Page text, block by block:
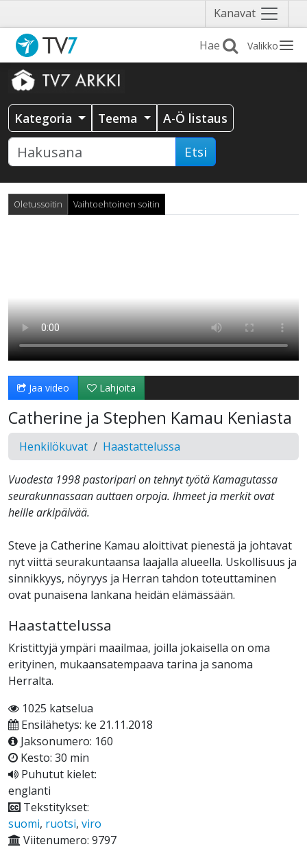
Kanavat Näytä
valikko
Valikko
Kategoria Teema A-Ö listaus
Etsi
Oletussoitin Vaihtoehtoinen soitin
Jaa video Lahjoita
Catherine ja Stephen Kamau Keniasta
Henkilökuvat Haastattelussa
Vuodesta 1998 pastoripari on tehnyt työtä Kamagutassa
seurakunnassaan auttaen orpoja. Ihmeet ja merkit ovat
heille arkipäivää.
Steve ja Catherine Kamau aloittivat pienestä ja johtavat
nyt viittä seurakuntaansa laajalla alueella. Uskollisuus ja
sinnikkyys, nöyryys ja Herran tahdon toteuttaminen
ovat punaisena lankana heidän elämässään.
Haastattelussa
Kristittyjä ympäri maailmaa, joilla jokaisella on oma
erityinen, mukaansatempaava tarina ja sanoma
Herralta.
1025 katselua
Ensilähetys: ke 21.11.2018
Jaksonumero: 160
Kesto: 30 min
Puhutut kielet:
englanti
Tekstitykset:
suomi, ruotsi, viro
Viitenumero: 9797